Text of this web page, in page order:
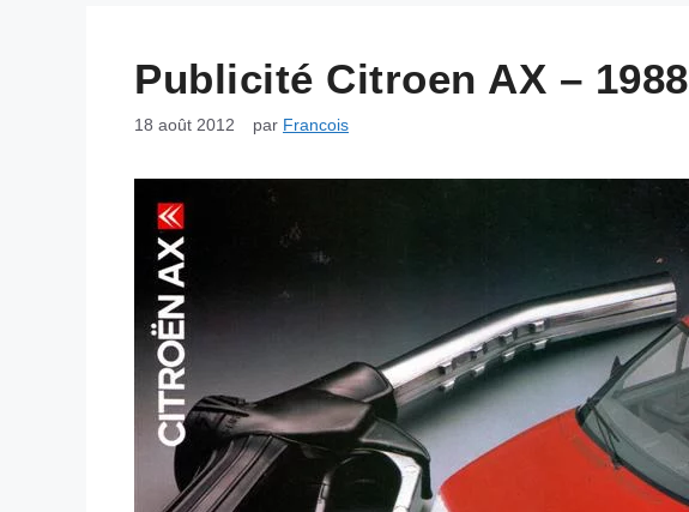
Publicité Citroen AX – 1988
18 août 2012 par Francois